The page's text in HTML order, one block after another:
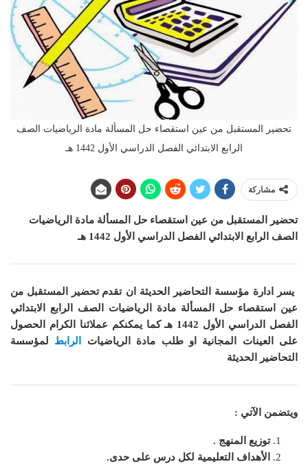
تحضير المستقبل من عين استقصاء حل المسألة مادة الرياضيات الصف
الرابع الابتدائي الفصل الدراسي الأول 1442 هـ
مشاركة
تحضير المستقبل من عين استقصاء حل المسألة مادة الرياضيات
الصف الرابع الابتدائي الفصل الدراسي الأول 1442 هـ
يسر ادارة مؤسسة التحاضير الحديثة ان تقدم تحضير المستقبل من
عين استقصاء حل المسألة مادة الرياضيات الصف الرابع الابتدائي
الفصل الدراسي الأول 1442 هـ
كما يمكنكم عملائنا الكرام الحصول
على العينات المجانية او طلب مادة الرياضيات
الرابط لمؤسسة
التحاضير الحديثة
ويتضمن الآتي :
توزيع المنهج .
الأهداف التعليمية لكل درس على حدى.